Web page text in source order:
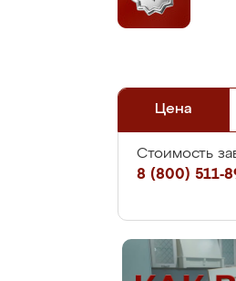
Цена
Стоимость
8 (800) 511-